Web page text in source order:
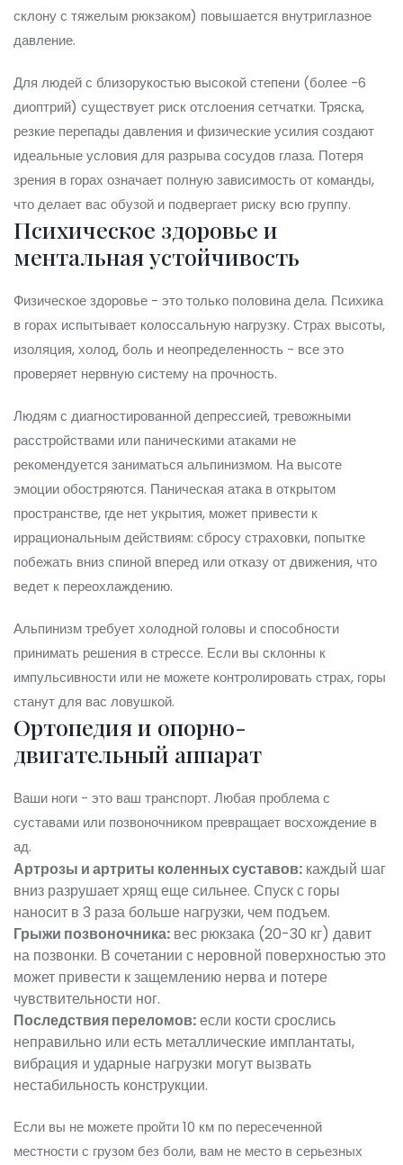
склону с тяжелым рюкзаком) повышается внутриглазное
давление.
Для людей с близорукостью высокой степени (более -6
диоптрий) существует риск отслоения сетчатки. Тряска,
резкие перепады давления и физические усилия создают
идеальные условия для разрыва сосудов глаза. Потеря
зрения в горах означает полную зависимость от команды,
что делает вас обузой и подвергает риску всю группу.
Психическое здоровье и
ментальная устойчивость
Физическое здоровье - это только половина дела. Психика
в горах испытывает колоссальную нагрузку. Страх высоты,
изоляция, холод, боль и неопределенность - все это
проверяет нервную систему на прочность.
Людям с диагностированной депрессией, тревожными
расстройствами или паническими атаками не
рекомендуется заниматься альпинизмом. На высоте
эмоции обостряются. Паническая атака в открытом
пространстве, где нет укрытия, может привести к
иррациональным действиям: сбросу страховки, попытке
побежать вниз спиной вперед или отказу от движения, что
ведет к переохлаждению.
Альпинизм требует холодной головы и способности
принимать решения в стрессе. Если вы склонны к
импульсивности или не можете контролировать страх, горы
станут для вас ловушкой.
Ортопедия и опорно-
двигательный аппарат
Ваши ноги - это ваш транспорт. Любая проблема с
суставами или позвоночником превращает восхождение в
ад.
Артрозы и артриты коленных суставов: каждый шаг
вниз разрушает хрящ еще сильнее. Спуск с горы
наносит в 3 раза больше нагрузки, чем подъем.
Грыжи позвоночника: вес рюкзака (20-30 кг) давит
на позвонки. В сочетании с неровной поверхностью это
может привести к защемлению нерва и потере
чувствительности ног.
Последствия переломов:если кости срослись
неправильно или есть металлические имплантаты,
вибрация и ударные нагрузки могут вызвать
нестабильность конструкции.
Если вы не можете пройти 10 км по пересеченной
местности с грузом без боли, вам не место в серьезных